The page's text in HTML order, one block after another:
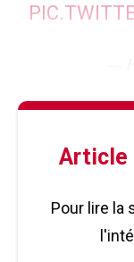
Article
Pour lire la